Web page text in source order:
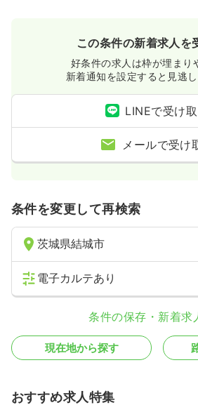
万円/月 賞与2.7ヶ月
※経験6年の例
8:30～17:30
4週8休以上
担当業務未経験可 ブラ
第二新卒可
月給27万円以上可
気になる
給与 31.0 万円〜/月 賞与2.7ヶ月
気になる
日勤のみ（パート）
時間 8:30～17:30
この条件の新着求人を
好条件の求人は枠が埋まり
新着通知を設定すると見逃
LINEで受け
メールで受け
条件を変更して再検索
茨城県結城市
電子カルテあり
条件の保存・新着求
現在地から探す
おすすめ求人特集